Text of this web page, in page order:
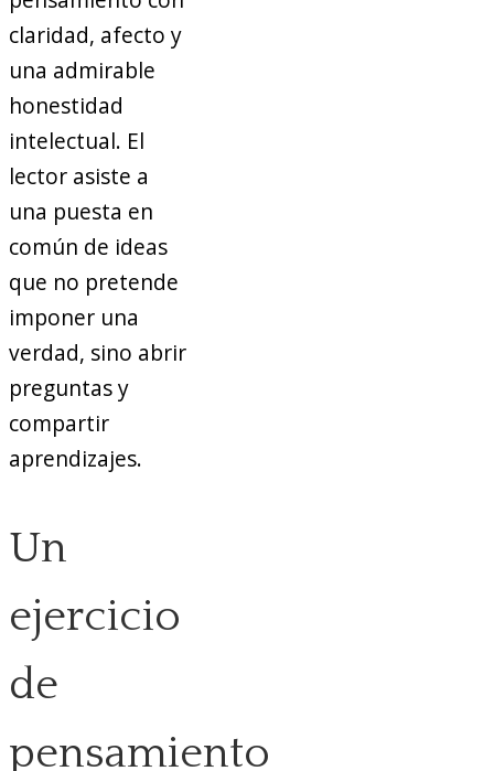
claridad, afecto y
una admirable
honestidad
intelectual. El
lector asiste a
una puesta en
común de ideas
que no pretende
imponer una
verdad, sino abrir
preguntas y
compartir
aprendizajes.
Un
ejercicio
de
pensamiento